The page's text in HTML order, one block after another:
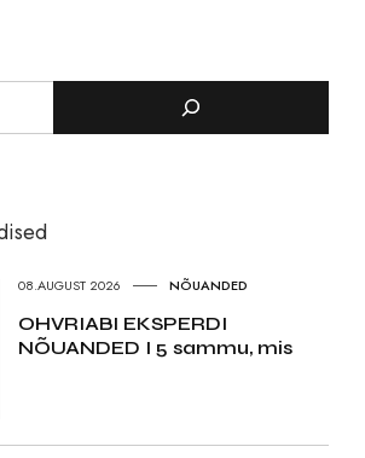
08.AUGUST 2026 NÕUANDED
OHVRIABI EKSPERDI
NÕUANDED I 5 sammu, mis